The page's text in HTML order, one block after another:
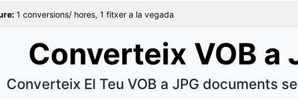
1 conversions/ hores, 1 fitxer a la vegada
Converteix VOB a
Converteix El Teu VOB a JPG documents